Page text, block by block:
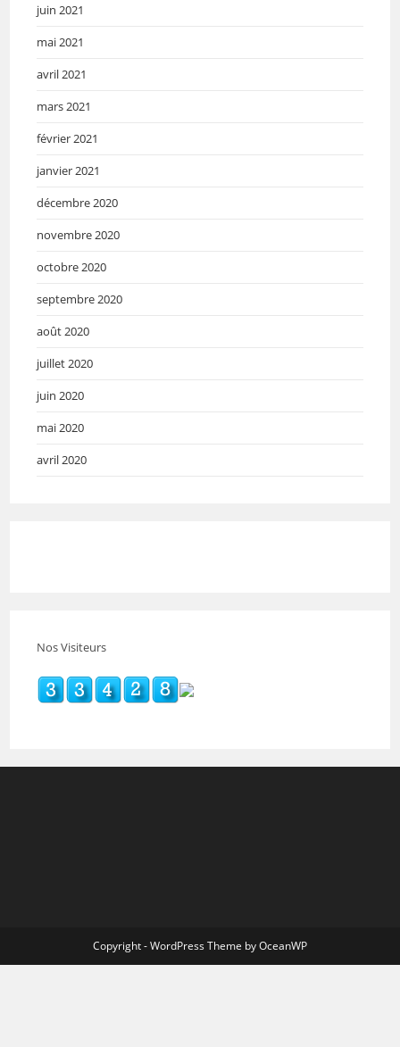
juin 2021
mai 2021
avril 2021
mars 2021
février 2021
janvier 2021
décembre 2020
novembre 2020
octobre 2020
septembre 2020
août 2020
juillet 2020
juin 2020
mai 2020
avril 2020
Nos Visiteurs
Copyright - WordPress Theme by OceanWP